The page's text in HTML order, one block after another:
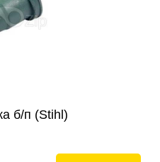
б/п (Stihl)